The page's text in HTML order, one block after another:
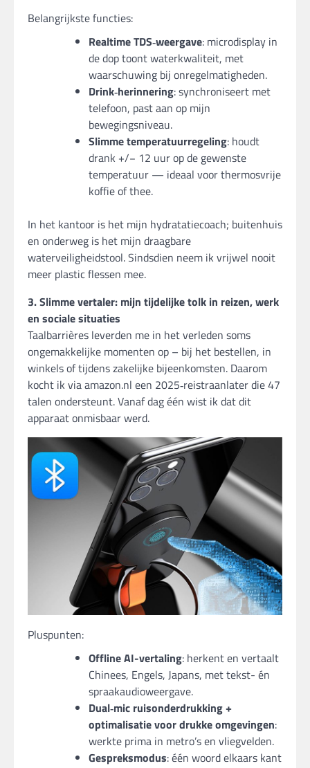
Belangrijkste functies:
Realtime TDS‑weergave: microdisplay in
de dop toont waterkwaliteit, met
waarschuwing bij onregelmatigheden.
Drink‑herinnering: synchroniseert met
telefoon, past aan op mijn
bewegingsniveau.
Slimme temperatuurregeling: houdt
drank +/− 12 uur op de gewenste
temperatuur — ideaal voor thermosvrije
koffie of thee.
In het kantoor is het mijn hydratatiecoach; buitenhuis
en onderweg is het mijn draagbare
waterveiligheidstool. Sindsdien neem ik vrijwel nooit
meer plastic flessen mee.
3. Slimme vertaler: mijn tijdelijke tolk in reizen, werk
en sociale situaties
Taalbarrières leverden me in het verleden soms
ongemakkelijke momenten op – bij het bestellen, in
winkels of tijdens zakelijke bijeenkomsten. Daarom
kocht ik via amazon.nl een 2025‑reistraanlater die 47
talen ondersteunt. Vanaf dag één wist ik dat dit
apparaat onmisbaar werd.
Pluspunten:
Offline AI-vertaling: herkent en vertaalt
Chinees, Engels, Japans, met tekst- én
spraakaudioweergave.
Dual‑mic ruisonderdrukking +
optimalisatie voor drukke omgevingen:
werkte prima in metro’s en vliegvelden.
Gespreksmodus: één woord elkaars kant